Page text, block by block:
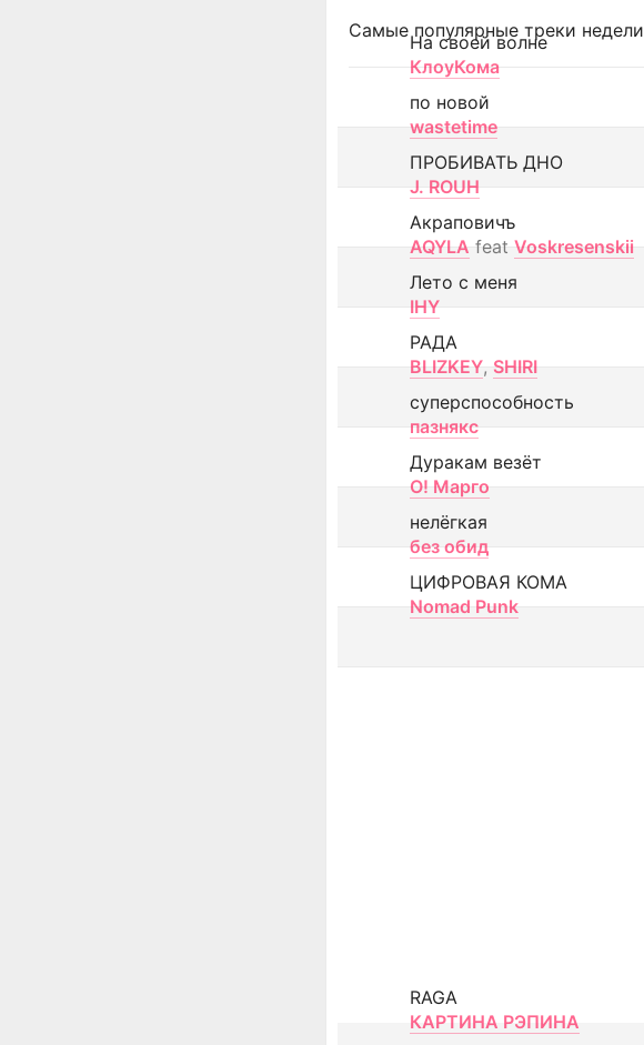
Самые популярные треки недели
На своей волне
КлоуКома
по новой
wastetime
ПРОБИВАТЬ ДНО
J. ROUH
Акраповичъ
AQYLA feat Voskresenskii
Лето с меня
IHY
РАДА
BLIZKEY, SHIRI
суперспособность
пазнякс
Дуракам везёт
О! Марго
нелёгкая
без обид
ЦИФРОВАЯ КОМА
Nomad Punk
RAGA
КАРТИНА РЭПИНА